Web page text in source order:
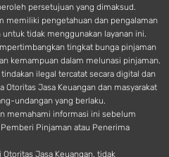
persetujuan yang dimaksud.
memiliki pengetahuan dan pengalaman
tidak menggunakan layanan ini.
tingkat bunga pinjaman
kemampuan dalam melunasi pinjaman.
ilegal tercatat secara digital dan
Otoritas Jasa Keuangan dan masyarakat
undangan yang berlaku.
memahami informasi ini sebelum
Pinjaman atau Penerima
Jasa Keuangan, tidak